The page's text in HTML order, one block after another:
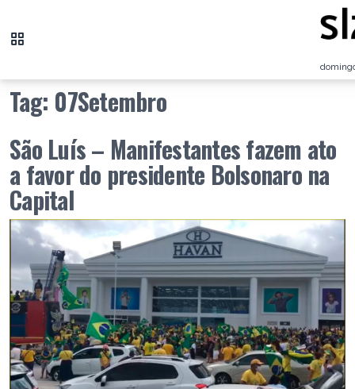
Tag: 07Setembro
São Luís – Manifestantes fazem ato
a favor do presidente Bolsonaro na
Capital